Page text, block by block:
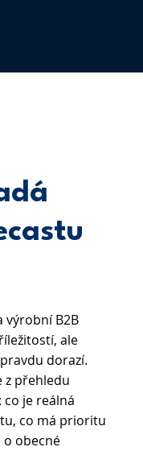
výrobní B2B
ale
dorazí.
z přehledu
je reálná
co má prioritu
o obecné